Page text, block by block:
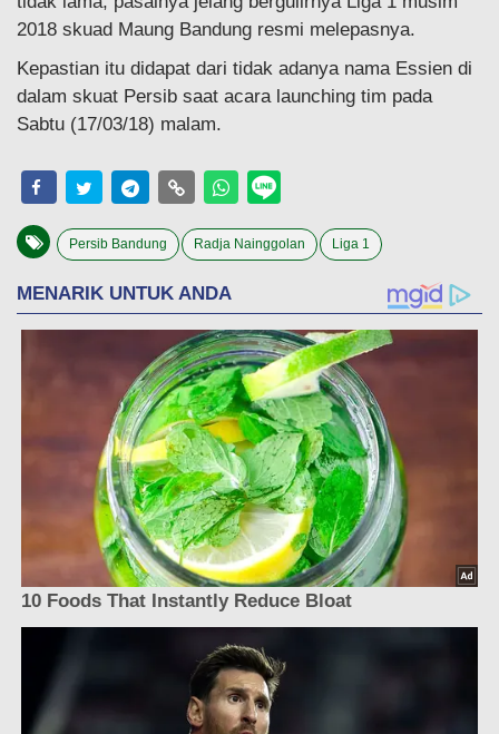
2018 skuad Maung Bandung resmi melepasnya.
Kepastian itu didapat dari tidak adanya nama Essien di
dalam skuat Persib saat acara launching tim pada
Sabtu (17/03/18) malam.
Persib Bandung Radja Nainggolan Liga 1